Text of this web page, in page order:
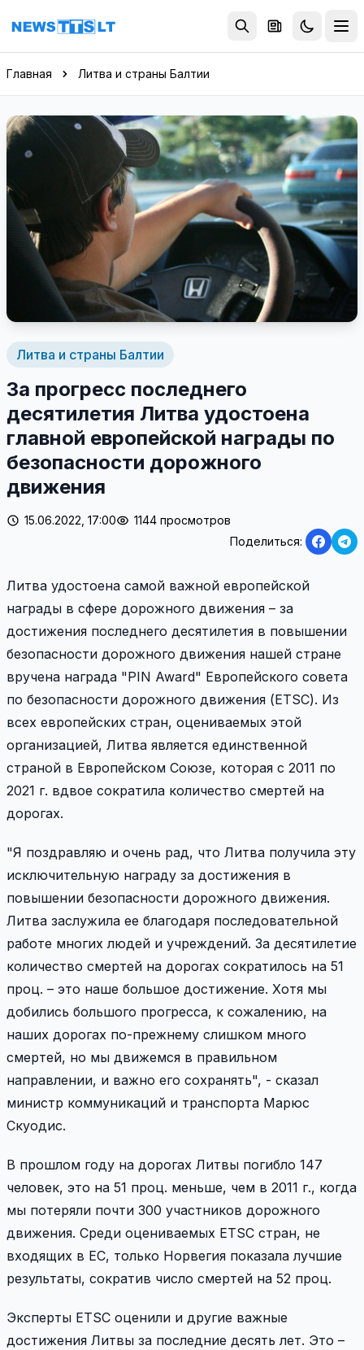
Перейти к содержимому
Главная Литва и страны Балтии
Литва и страны Балтии
За прогресс последнего
десятилетия Литва удостоена
главной европейской награды по
безопасности дорожного
движения
15.06.2022, 17:00
1144 просмотров
Поделиться:
Литва удостоена самой важной европейской
награды в сфере дорожного движения – за
достижения последнего десятилетия в повышении
безопасности дорожного движения нашей стране
вручена награда "PIN Award" Европейского совета
по безопасности дорожного движения (ETSC). Из
всех европейских стран, оцениваемых этой
организацией, Литва является единственной
страной в Европейском Союзе, которая с 2011 по
2021 г. вдвое сократила количество смертей на
дорогах.
"Я поздравляю и очень рад, что Литва получила эту
исключительную награду за достижения в
повышении безопасности дорожного движения.
Литва заслужила ее благодаря последовательной
работе многих людей и учреждений. За десятилетие
количество смертей на дорогах сократилось на 51
проц. – это наше большое достижение. Хотя мы
добились большого прогресса, к сожалению, на
наших дорогах по-прежнему слишком много
смертей, но мы движемся в правильном
направлении, и важно его сохранять", - сказал
министр коммуникаций и транспорта Марюс
Скуодис.
В прошлом году на дорогах Литвы погибло 147
человек, это на 51 проц. меньше, чем в 2011 г., когда
мы потеряли почти 300 участников дорожного
движения. Среди оцениваемых ETSC стран, не
входящих в ЕС, только Норвегия показала лучшие
результаты, сократив число смертей на 52 проц.
Эксперты ETSC оценили и другие важные
достижения Литвы за последние десять лет. Это –